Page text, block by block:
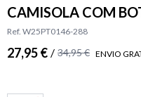
CAMISOLA COM
Ref. W25PT0146-288
27,95 € / 34,95 € ENVIO